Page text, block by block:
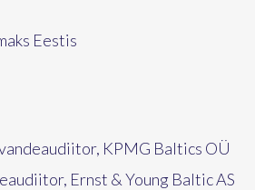
Eestis
KPMG Baltics OÜ
Ernst & Young Baltic AS